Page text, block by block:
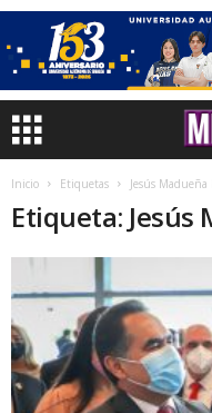
Inicio Etiquetas Jesús
Etiqueta: Jesús